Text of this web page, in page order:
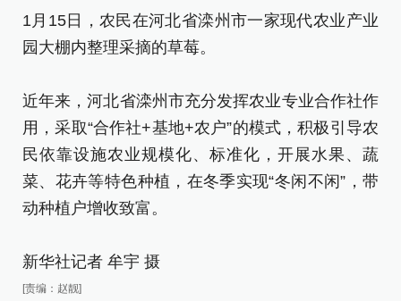
1月15日，农民在河北省滦州市一家现代农业产业
园大棚内整理采摘的草莓。
近年来，河北省滦州市充分发挥农业专业合作社作
用，采取“合作社+基地+农户”的模式，积极引导农
民依靠设施农业规模化、标准化，开展水果、蔬
菜、花卉等特色种植，在冬季实现“冬闲不闲”，带
动种植户增收致富。
新华社记者 牟宇 摄
[责编：赵靓]